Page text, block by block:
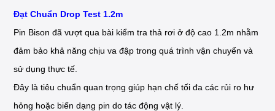
Đạt Chuẩn Drop Test 1.2m
Pin Bison đã vượt qua bài kiểm tra thả rơi ở độ cao 1.2m nhằm
đảm bảo khả năng chịu va đập trong quá trình vận chuyển và
sử dụng thực tế.
Đây là tiêu chuẩn quan trọng giúp hạn chế tối đa các rủi ro hư
hỏng hoặc biến dạng pin do tác động vật lý.